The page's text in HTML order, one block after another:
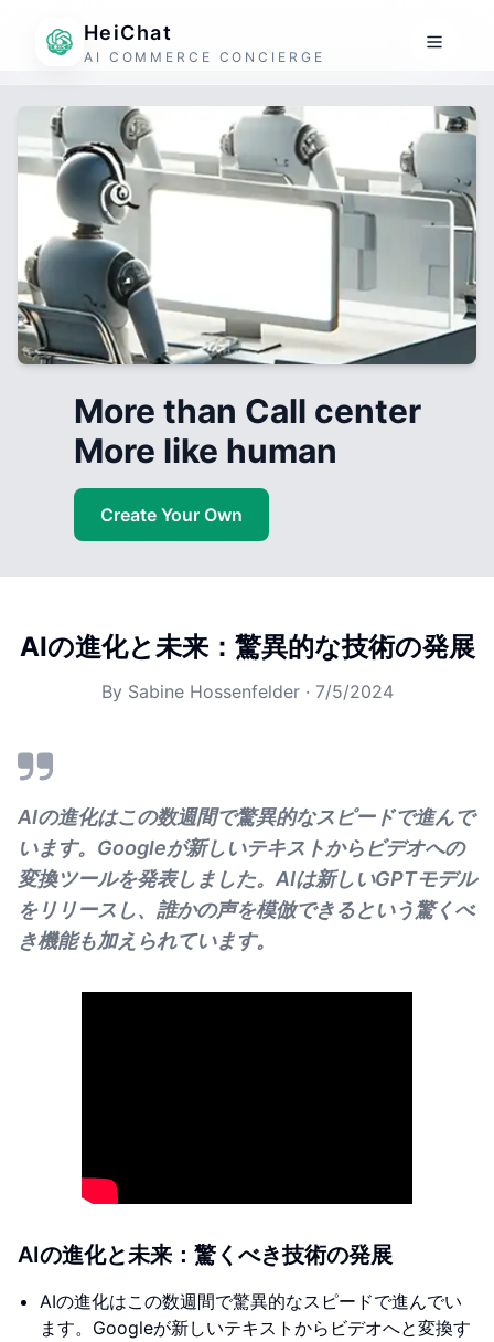
HeiChat
AI COMMERCE CONCIERGE
More than Call center
More like human
Create Your Own
AIの進化と未来：驚異的な技術の発展
By Sabine Hossenfelder· 7/5/2024
AIの進化はこの数週間で驚異的なスピードで進んで
います。Googleが新しいテキストからビデオへの
変換ツールを発表しました。AIは新しいGPTモデル
をリリースし、誰かの声を模倣できるという驚くべ
き機能も加えられています。
AIの進化と未来：驚くべき技術の発展
AIの進化はこの数週間で驚異的なスピードで進んでい
ます。Googleが新しいテキストからビデオへと変換す